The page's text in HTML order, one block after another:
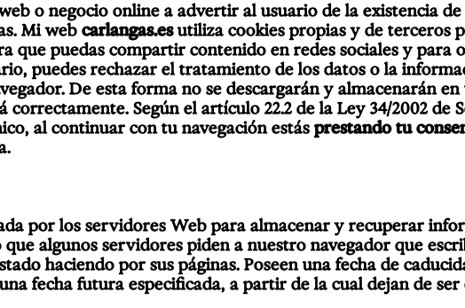
o negocio online a advertir al usuario de la existencia
Mi web carlangas.esutiliza cookies propias y de terceros
que puedas compartir contenido en redes sociales y para
puedes rechazar el tratamiento de los datos o la
De esta forma no se descargarán y almacenarán
Según el artículo 22.2 de la Ley 34/2002 de
al continuar con tu navegación estás prestando tu
por los servidores Web para almacenar y recuperar
algunos servidores piden a nuestro navegador que
haciendo por sus páginas. Poseen una fecha de
fecha futura especificada, a partir de la cual dejan de